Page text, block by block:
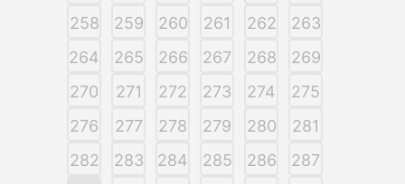
258
259 260 261 262
263
264
265 266 267 268
269
270
271 272 273 274
275
276
277 278 279 280
281
282
283 284 285 286
287